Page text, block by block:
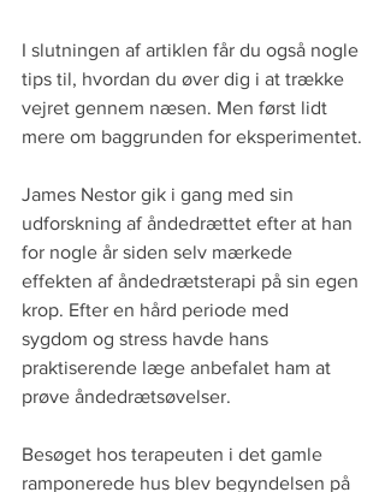
I slutningen af artiklen får du også nogle
tips til, hvordan du øver dig i at trække
vejret gennem næsen. Men først lidt
mere om baggrunden for eksperimentet.
James Nestor gik i gang med sin
udforskning af åndedrættet efter at han
for nogle år siden selv mærkede
effekten af åndedrætsterapi på sin egen
krop. Efter en hård periode med
sygdom og stress havde hans
praktiserende læge anbefalet ham at
prøve åndedrætsøvelser.
Besøget hos terapeuten i det gamle
ramponerede hus blev begyndelsen på